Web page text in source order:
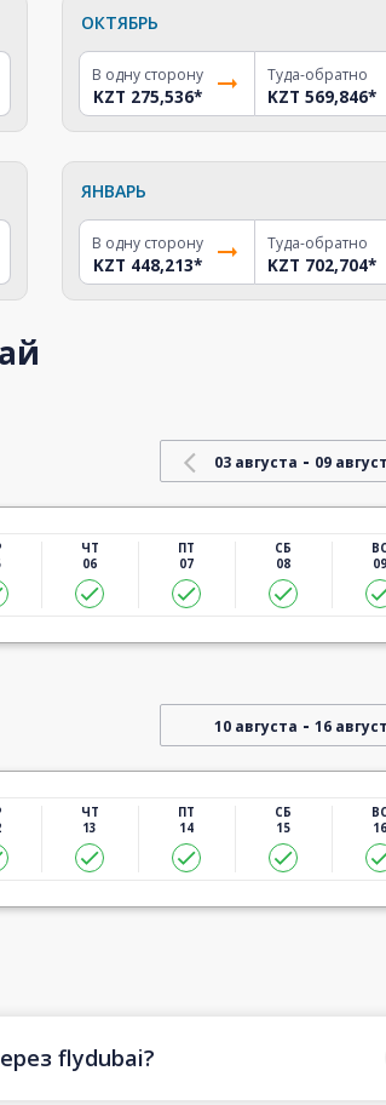
ОКТЯБРЬ
В одну сторону
KZT 275,536*
Туда-обратно
KZT 569,846*
ЯНВАРЬ
В одну сторону
KZT 448,213*
Туда-обратно
KZT 702,704*
03 августа - 09
ЧТ
06
ПТ
07
СБ
08
ВС
09
10 августа - 16
ЧТ
13
ПТ
14
СБ
15
ВС
16
flydubai?